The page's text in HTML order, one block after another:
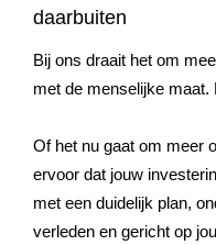
daarbuiten
Bij ons draait het om
met de menselijke maat.
Of het nu gaat om meer
ervoor dat jouw
met een duidelijk plan,
verleden en gericht op